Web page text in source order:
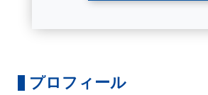
プロフィール